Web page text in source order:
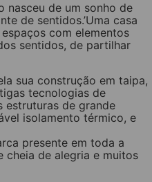
nasceu de um sonho de
de sentidos.’Uma casa
com elementos
sentidos, de partilhar
sua construção em taipa,
tecnologias de
estruturas de grande
isolamento térmico, e
presente em toda a
cheia de alegria e muitos